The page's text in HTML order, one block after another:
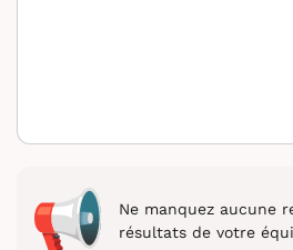
Ne manquez aucune
résultats de votre